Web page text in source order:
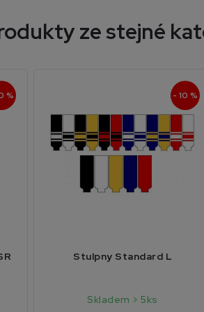
ze stejné
% - 10 %
Stulpny Standard L
Skladem > 5ks